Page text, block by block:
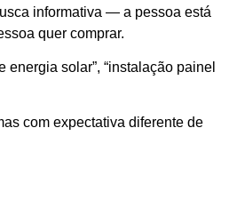
informativa — a pessoa está
quer comprar.
solar”, “instalação painel
com expectativa diferente de